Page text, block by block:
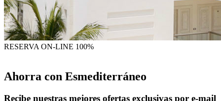
RESERVA ON-LINE 100%
Ahorra con Esmediterráneo
Recibe nuestras mejores ofertas exclusivas por e-mail